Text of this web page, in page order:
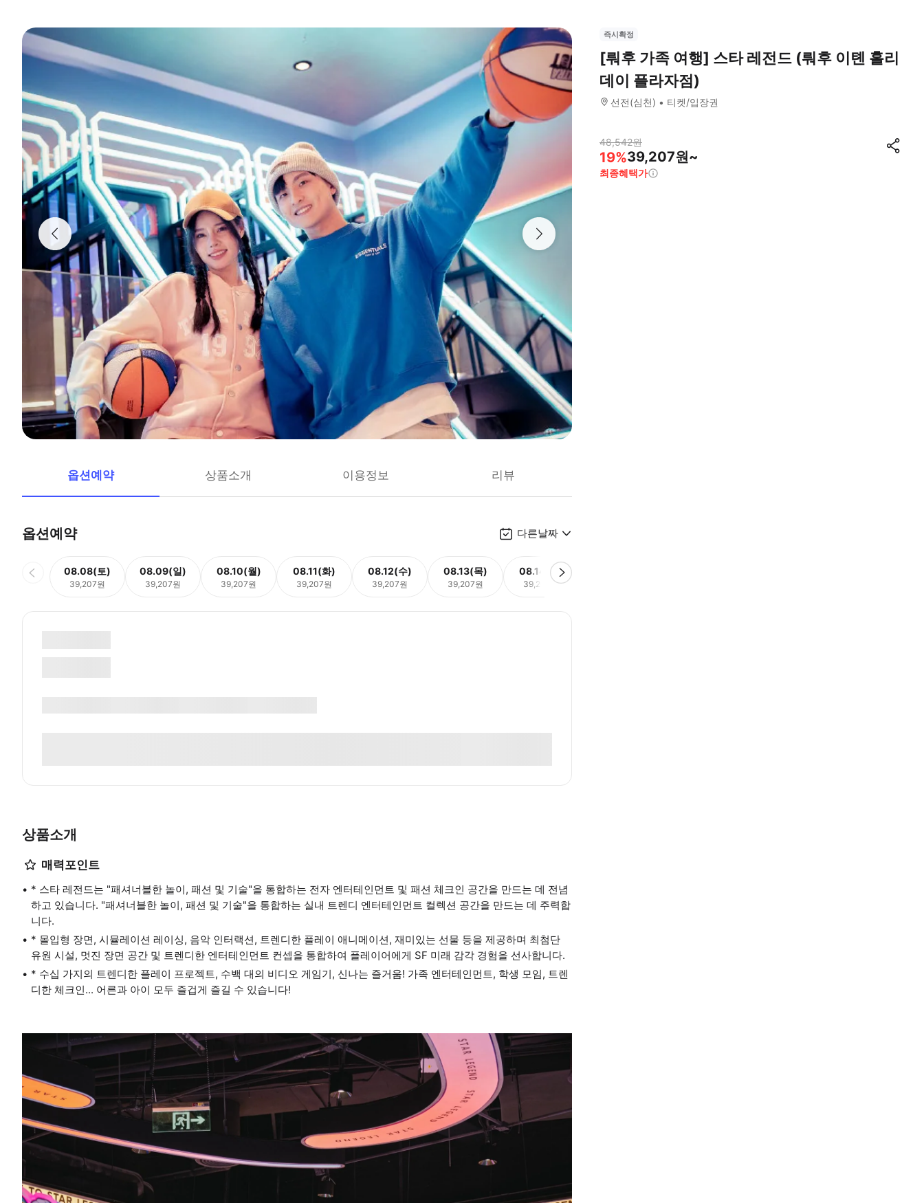
옵션예약 상품소개 이용정보 리뷰
옵션예약 다른날짜
08.08(토)
39,207원
08.09(일)
39,207원
08.10(월)
39,207원
08.11(화)
39,207원
08.12(수)
39,207원
08.13(목)
39,207원
08.14(금)
39,207원
상품소개
매력포인트
* 스타 레전드는 "패셔너블한 놀이, 패션 및 기술"을 통합하는 전자 엔터테인먼트 및 패션 체크인 공간을 만드는 데 전념
하고 있습니다. "패셔너블한 놀이, 패션 및 기술"을 통합하는 실내 트렌디 엔터테인먼트 컬렉션 공간을 만드는 데 주력합
니다.
* 몰입형 장면, 시뮬레이션 레이싱, 음악 인터랙션, 트렌디한 플레이 애니메이션, 재미있는 선물 등을 제공하며 최첨단
유원 시설, 멋진 장면 공간 및 트렌디한 엔터테인먼트 컨셉을 통합하여 플레이어에게 SF 미래 감각 경험을 선사합니다.
* 수십 가지의 트렌디한 플레이 프로젝트, 수백 대의 비디오 게임기, 신나는 즐거움! 가족 엔터테인먼트, 학생 모임, 트렌
디한 체크인... 어른과 아이 모두 즐겁게 즐길 수 있습니다!
즉시확정
[뤄후 가족 여행] 스타 레전드 (뤄후 이톈 홀리
데이 플라자점)
선전(심천) 티켓/입장권
48,542원
19%39,207원~
최종혜택가